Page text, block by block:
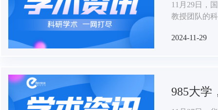
11月29日，
教授团队的科
解决方案，
2024-11-29
985大学